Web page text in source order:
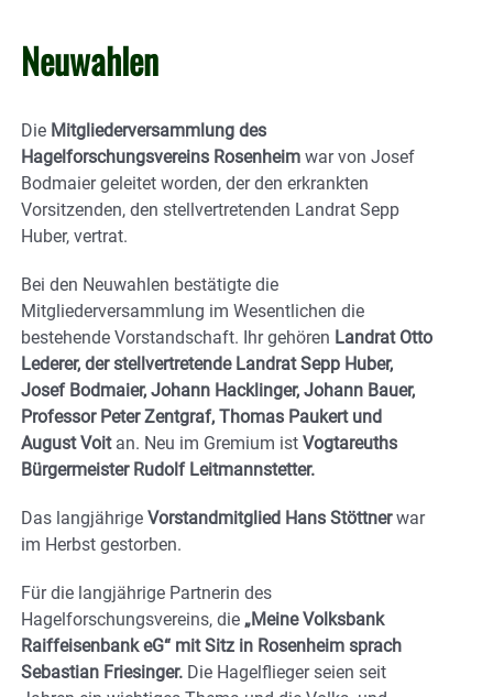
Neuwahlen
Die Mitgliederversammlung des
Hagelforschungsvereins Rosenheim war von Josef
Bodmaier geleitet worden, der den erkrankten
Vorsitzenden, den stellvertretenden Landrat Sepp
Huber, vertrat.
Bei den Neuwahlen bestätigte die
Mitgliederversammlung im Wesentlichen die
bestehende Vorstandschaft. Ihr gehören Landrat Otto
Lederer, der stellvertretende Landrat Sepp Huber,
Josef Bodmaier, Johann Hacklinger, Johann Bauer,
Professor Peter Zentgraf, Thomas Paukert und
August Voitan. Neu im Gremium ist Vogtareuths
Bürgermeister Rudolf Leitmannstetter.
Das langjährige Vorstandmitglied Hans Stöttnerwar
im Herbst gestorben.
Für die langjährige Partnerin des
Hagelforschungsvereins, die „Meine Volksbank
Raiffeisenbank eG“ mit Sitz in Rosenheim sprach
Sebastian Friesinger. Die Hagelflieger seien seit